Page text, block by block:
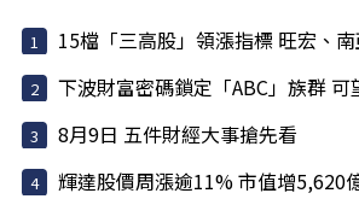
15檔「三高股」領漲指標 旺宏、南亞
下波財富密碼鎖定「ABC」族群
8月9日 五件財經大事搶先看
輝達股價周漲逾11% 市值增5,620億美元